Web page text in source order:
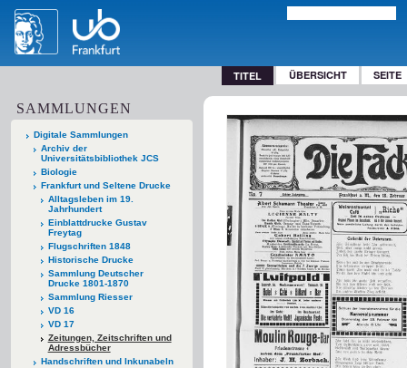
TITEL ÜBERSICHT SEITE
SAMMLUNGEN
Digitale Sammlungen
Archiv der
Universitätsbibliothek JCS
Biologie
Frankfurt und Seltene Drucke
Alltagsleben im 19.
Jahrhundert
Einblattdrucke Gustav
Freytag
Flugschriften 1848
Historische Drucke
Sammlung Deutscher
Drucke 1801-1870
Sammlung Riesser
VD 16
VD 17
Zeitungen, Zeitschriften und
Adressbücher
Handschriften und Inkunabeln